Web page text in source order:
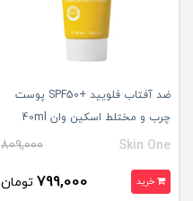
ضد آفتاب فلویید +SPF50 پوست
چرب و مختلط اسکین وان 40ml
Skin One
809,000
خرید 799,000 تومان